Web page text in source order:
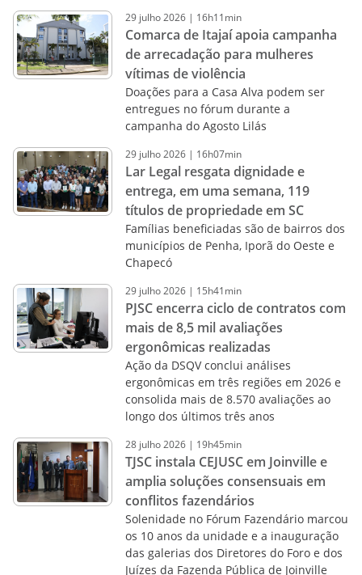
29 julho2026 | 16h11min
Comarca de Itajaí apoia campanha
de arrecadação para mulheres
vítimas de violência
Doações para a Casa Alva podem ser
entregues no fórum durante a
campanha do Agosto Lilás
29 julho2026 | 16h07min
Lar Legal resgata dignidade e
entrega, em uma semana, 119
títulos de propriedade em SC
Famílias beneficiadas são de bairros dos
municípios de Penha, Iporã do Oeste e
Chapecó
29 julho2026 | 15h41min
PJSC encerra ciclo de contratos com
mais de 8,5 mil avaliações
ergonômicas realizadas
Ação da DSQV conclui análises
ergonômicas em três regiões em 2026 e
consolida mais de 8.570 avaliações ao
longo dos últimos três anos
28 julho2026 | 19h45min
TJSC instala CEJUSC em Joinville e
amplia soluções consensuais em
conflitos fazendários
Solenidade no Fórum Fazendário marcou
os 10 anos da unidade e a inauguração
das galerias dos Diretores do Foro e dos
Juízes da Fazenda Pública de Joinville